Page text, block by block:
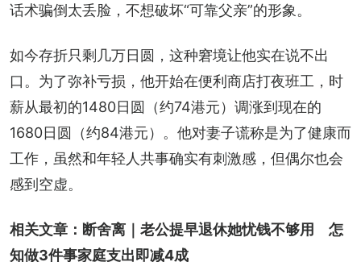
话术骗倒太丢脸，不想破坏“可靠父亲”的形象。
如今存折只剩几万日圆，这种窘境让他实在说不出
口。为了弥补亏损，他开始在便利商店打夜班工，时
薪从最初的1480日圆（约74港元）调涨到现在的
1680日圆（约84港元）。他对妻子谎称是为了健康而
工作，虽然和年轻人共事确实有刺激感，但偶尔也会
感到空虚。
相关文章： 断舍离｜老公提早退休她忧钱不够用　怎
知做3件事家庭支出即减4成